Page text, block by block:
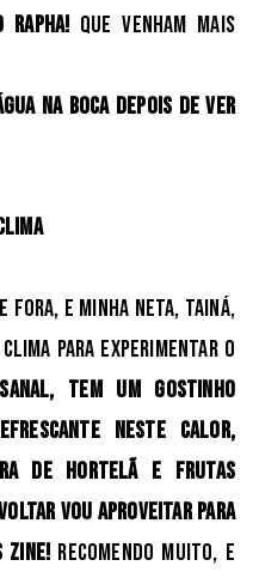
Que venham mais
na boca depois de ver
Fora, e minha neta, Tainá,
para experimentar o
tem um gostinho
neste calor,
de hortelã e frutas
vou aproveitar para
zine! Recomendo muito, e